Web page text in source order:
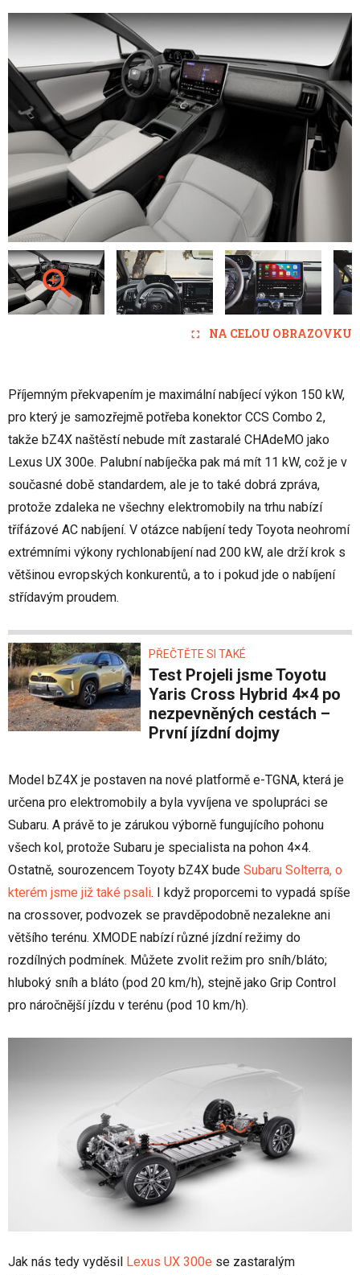
NA CELOU OBRAZOVKU
Příjemným překvapením je maximální nabíjecí výkon 150 kW,
pro který je samozřejmě potřeba konektor CCS Combo 2,
takže bZ4X naštěstí nebude mít zastaralé CHAdeMO jako
Lexus UX 300e. Palubní nabíječka pak má mít 11 kW, což je v
současné době standardem, ale je to také dobrá zpráva,
protože zdaleka ne všechny elektromobily na trhu nabízí
třífázové AC nabíjení. V otázce nabíjení tedy Toyota neohromí
extrémními výkony rychlonabíjení nad 200 kW, ale drží krok s
většinou evropských konkurentů, a to i pokud jde o nabíjení
střídavým proudem.
PŘEČTĚTE SI TAKÉ
Test Projeli jsme Toyotu
Yaris Cross Hybrid 4×4 po
nezpevněných cestách –
První jízdní dojmy
Model bZ4X je postaven na nové platformě e-TGNA, která je
určena pro elektromobily a byla vyvíjena ve spolupráci se
Subaru. A právě to je zárukou výborně fungujícího pohonu
všech kol, protože Subaru je specialista na pohon 4×4.
Ostatně, sourozencem Toyoty bZ4X bude Subaru Solterra, o
kterém jsme již také psali. I když proporcemi to vypadá spíše
na crossover, podvozek se pravděpodobně nezalekne ani
většího terénu. XMODE nabízí různé jízdní režimy do
rozdílných podmínek. Můžete zvolit režim pro sníh/bláto;
hluboký sníh a bláto (pod 20 km/h), stejně jako Grip Control
pro náročnější jízdu v terénu (pod 10 km/h).
Jak nás tedy vyděsil Lexus UX 300e se zastaralým